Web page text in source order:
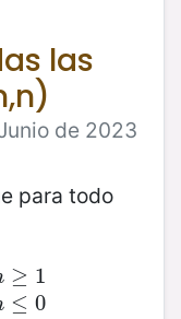
las
de 2023
para todo
≥ 1
≤ 0
n ≤0